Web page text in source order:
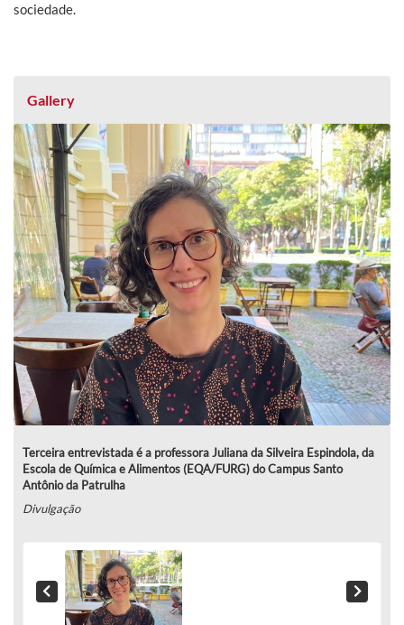
sociedade.
Gallery
Terceira entrevistada é a professora Juliana da Silveira Espindola, da
Escola de Química e Alimentos (EQA/FURG) do Campus Santo
Antônio da Patrulha
Divulgação